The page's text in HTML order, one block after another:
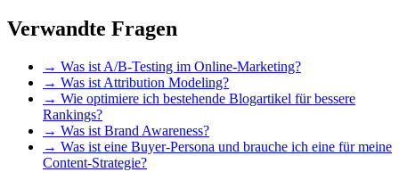
Verwandte Fragen
→ Was ist A/B-Testing im Online-Marketing?
→ Was ist Attribution Modeling?
→ Wie optimiere ich bestehende Blogartikel für bessere
Rankings?
→ Was ist Brand Awareness?
→ Was ist eine Buyer-Persona und brauche ich eine für meine
Content-Strategie?